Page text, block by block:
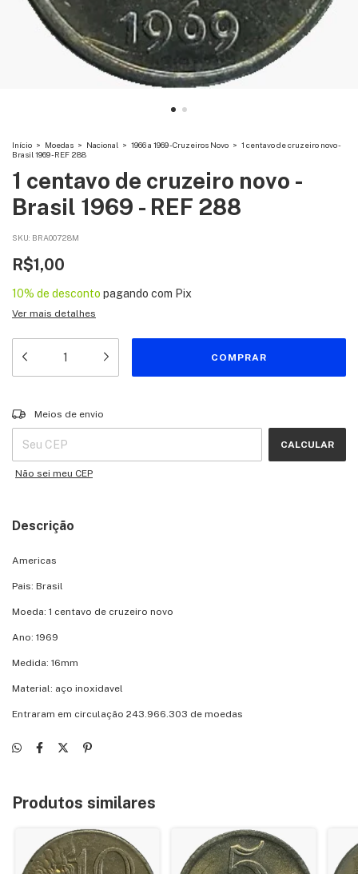
Início > Moedas > Nacional > 1966 a 1969 - Cruzeiros Novo > 1 centavo de cruzeiro novo -
Brasil 1969 - REF 288
1 centavo de cruzeiro novo -
Brasil 1969 - REF 288
SKU: BRA00728M
R$1,00
10% de desconto pagando com Pix
Ver mais detalhes
Entregas para o CEP:
Meios de envio
CALCULAR
Não sei meu CEP
Descrição
Americas
Pais: Brasil
Moeda: 1 centavo de cruzeiro novo
Ano: 1969
Medida: 16mm
Material: aço inoxidavel
Entraram em circulação 243.966.303 de moedas
Produtos similares